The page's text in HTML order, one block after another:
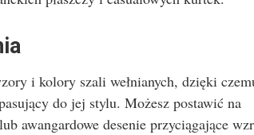
i kolory szali wełnianych, dzięki
do jej stylu. Możesz postawić na
awangardowe desenie przyciągające